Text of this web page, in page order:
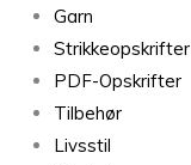
Garn
Strikkeopskrifter
PDF-Opskrifter
Tilbehør
Livsstil
Alpaca
Farve
antal